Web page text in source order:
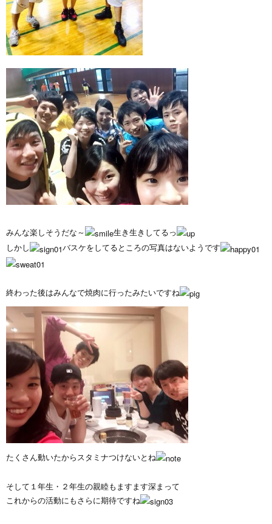
みんな楽しそうだな～
生き生きしてるっ
しかし
バスケをしてるところの写真はないようです
終わった後はみんなで焼肉に行ったみたいですね
たくさん動いたからスタミナつけないとね
そして１年生・２年生の親睦もますます深まって
これからの活動にもさらに期待ですね